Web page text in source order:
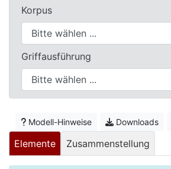
Korpus
Griffausführung
Modell-Hinweise Downloads
Elemente Zusammenstellung